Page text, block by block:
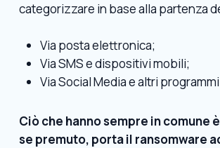
categorizzare in base alla partenza
Via posta elettronica;
Via SMS e dispositivi mobili;
Via Social Media e altri
Ciò che hanno sempre in comune
se premuto, porta il ransomware